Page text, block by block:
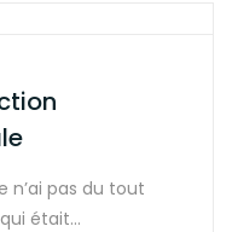
n’ai pas du tout
était…